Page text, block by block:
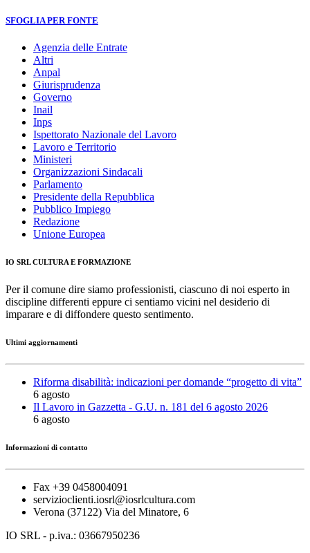
SFOGLIA PER FONTE
Agenzia delle Entrate
Altri
Anpal
Giurisprudenza
Governo
Inail
Inps
Ispettorato Nazionale del Lavoro
Lavoro e Territorio
Ministeri
Organizzazioni Sindacali
Parlamento
Presidente della Repubblica
Pubblico Impiego
Redazione
Unione Europea
IO SRL CULTURA E FORMAZIONE
Per il comune dire siamo professionisti, ciascuno di noi esperto in
discipline differenti eppure ci sentiamo vicini nel desiderio di
imparare e di diffondere questo sentimento.
Ultimi aggiornamenti
Riforma disabilità: indicazioni per domande “progetto di vita”
6 agosto
Il Lavoro in Gazzetta - G.U. n. 181 del 6 agosto 2026
6 agosto
Informazioni di contatto
Fax +39 0458004091
servizioclienti.iosrl@iosrlcultura.com
Verona (37122) Via del Minatore, 6
IO SRL - p.iva.: 03667950236